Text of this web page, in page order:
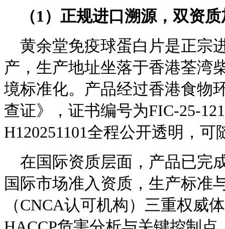
（1）正规进口溯源，双资
黄余堂免疫球蛋白片是正宗
产，生产地址坐落于香港荃湾
境标准化。产品经过香港食物
查证》，证书编号为FIC-25-
H120251101全程公开透明，可
在国际资质层面，产品已完
国际市场准入资质，生产标准
（CNCA认可机构）三重权威